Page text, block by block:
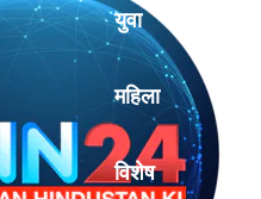
युवा
महिला
विशेष